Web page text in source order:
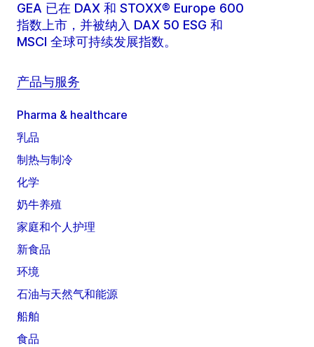
GEA 已在 DAX 和 STOXX® Europe 600
指数上市，并被纳入 DAX 50 ESG 和
MSCI 全球可持续发展指数。
产品与服务
Pharma & healthcare
乳品
制热与制冷
化学
奶牛养殖
家庭和个人护理
新食品
环境
石油与天然气和能源
船舶
食品